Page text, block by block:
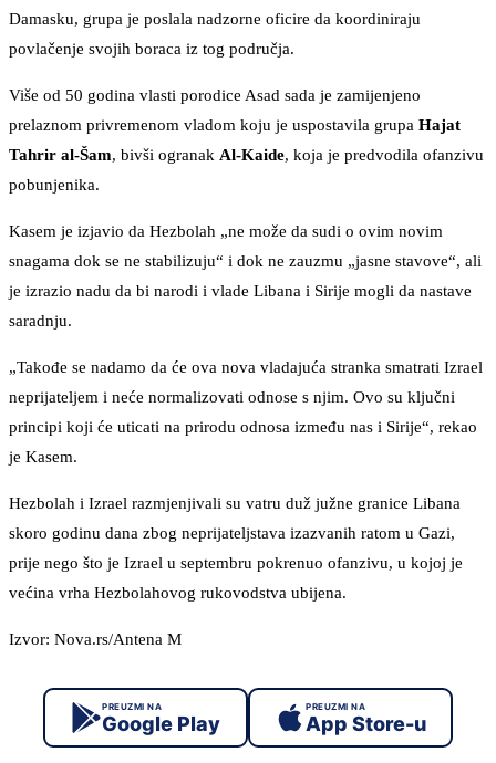
Damasku, grupa je poslala nadzorne oficire da koordiniraju
povlačenje svojih boraca iz tog područja.
Više od 50 godina vlasti porodice Asad sada je zamijenjeno
prelaznom privremenom vladom koju je uspostavila grupa Hajat
Tahrir al-Šam, bivši ogranak Al-Kaide, koja je predvodila ofanzivu
pobunjenika.
Kasem je izjavio da Hezbolah „ne može da sudi o ovim novim
snagama dok se ne stabilizuju“ i dok ne zauzmu „jasne stavove“, ali
je izrazio nadu da bi narodi i vlade Libana i Sirije mogli da nastave
saradnju.
„Takođe se nadamo da će ova nova vladajuća stranka smatrati Izrael
neprijateljem i neće normalizovati odnose s njim. Ovo su ključni
principi koji će uticati na prirodu odnosa između nas i Sirije“, rekao
je Kasem.
Hezbolah i Izrael razmjenjivali su vatru duž južne granice Libana
skoro godinu dana zbog neprijateljstava izazvanih ratom u Gazi,
prije nego što je Izrael u septembru pokrenuo ofanzivu, u kojoj je
većina vrha Hezbolahovog rukovodstva ubijena.
Izvor: Nova.rs/Antena M
PREUZMI NA
Google Play
PREUZMI NA
App Store-u